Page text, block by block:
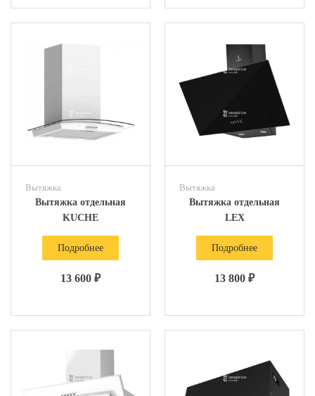
Вытяжка
Вытяжка отдельная
KUCHE
Подробнее
13 600 ₽
Вытяжка
Вытяжка отдельная
LEX
Подробнее
13 800 ₽